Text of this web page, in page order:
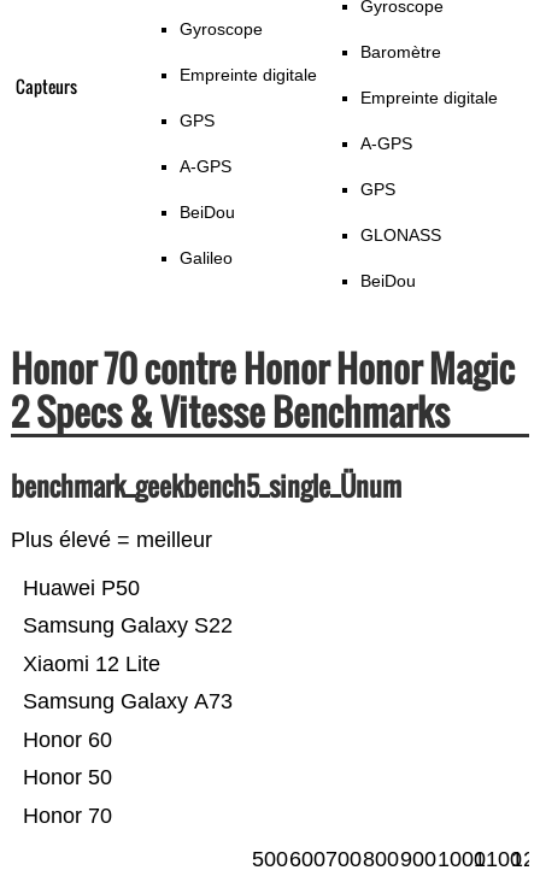
Capteurs
Gyroscope
Empreinte digitale
GPS
A-GPS
BeiDou
Galileo
Gyroscope
Baromètre
Empreinte digitale
A-GPS
GPS
GLONASS
BeiDou
Honor 70 contre Honor Honor Magic
2 Specs & Vitesse Benchmarks
benchmark_geekbench5_single_Ünum
Plus élevé = meilleur
Honor 70
Honor 50
Honor 60
Samsung Galaxy A73
Xiaomi 12 Lite
Samsung Galaxy S22
Huawei P50
50060070080090010001100